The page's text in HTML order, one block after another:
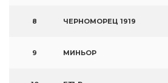
8 ЧЕРНОМОРЕЦ 1919
9 МИНЬОР